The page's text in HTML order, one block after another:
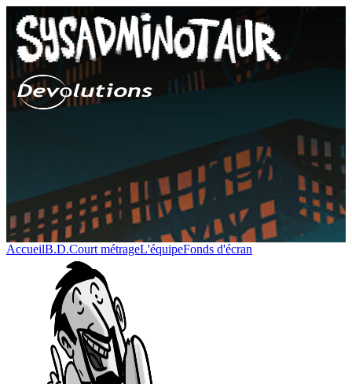
AccueilB.D.Court métrageL'équipeFonds d'écran